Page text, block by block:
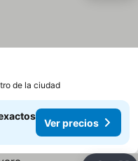
de la ciudad
Ver precios